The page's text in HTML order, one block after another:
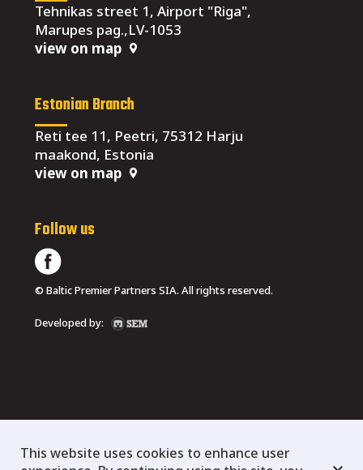
This website uses cookies to enhance user
Tehnikas street 1, Airport "Riga",
Marupes pag.,LV-1053
view on map
Estonian Branch
Reti tee 11, Peetri, 75312 Harju
maakond, Estonia
view on map
Follow us
© Baltic Premier Partners SIA. All rights reserved.
Developed by: